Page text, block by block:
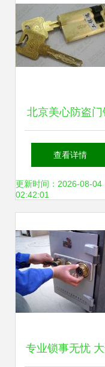
北京美心防盗门
具 守护家庭安全
专业销售与维修
查看详情
更新时间：2026-08-04
02:42:01
专业锁事无忧